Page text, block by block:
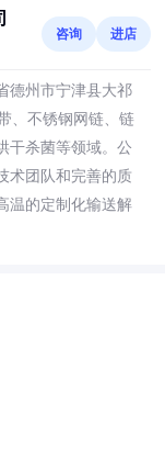
咨询 进店
德州市宁津县大祁
、不锈钢网链、链
干杀菌等领域。公
术团队和完善的质
温的定制化输送解